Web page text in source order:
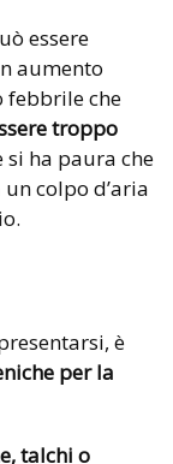
essere
aumento
febbrile che
troppo
si ha paura che
colpo d’aria
è
per la
talchi o